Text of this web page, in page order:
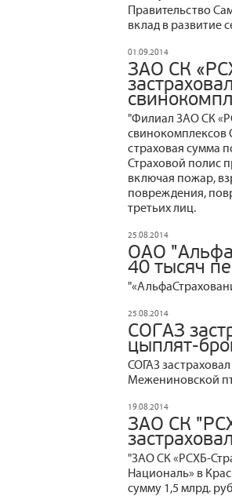
Правительство
вклад в развитие
01.09.2014
ЗАО СК
"Филиал ЗАО СК
страховая сумма
Страховой полис
включая пожар,
повреждения,
третьих лиц.
25.08.2014
ОАО
40 тысяч
25.08.2014
СОГАЗ
цыплят-
СОГАЗ
Межениновской
19.08.2014
ЗАО СК
"ЗАО СК «РСХБ-
Националь» в
сумму 1,5 млрд.